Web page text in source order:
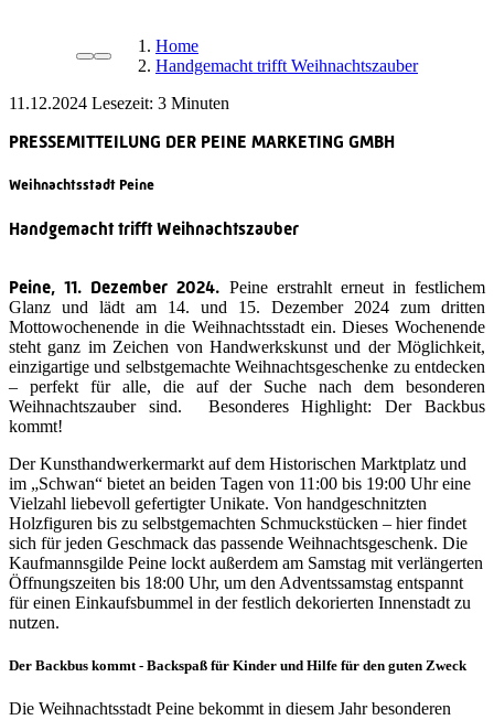
Home
Handgemacht trifft Weihnachtszauber
11.12.2024 Lesezeit:
PRESSEMITTEILUNG DER PEINE MARKETING GMBH
Weihnachtsstadt Peine
Handgemacht trifft Weihnachtszauber
Peine, 11. Dezember 2024. Peine erstrahlt erneut in festlichem
Glanz und lädt am 14. und 15. Dezember 2024 zum dritten
Mottowochenende in die Weihnachtsstadt ein. Dieses Wochenende
steht ganz im Zeichen von Handwerkskunst und der Möglichkeit,
einzigartige und selbstgemachte Weihnachtsgeschenke zu entdecken
– perfekt für alle, die auf der Suche nach dem besonderen
Weihnachtszauber sind. Besonderes Highlight: Der Backbus
kommt!
Der Kunsthandwerkermarkt auf dem Historischen Marktplatz und
im „Schwan“ bietet an beiden Tagen von 11:00 bis 19:00 Uhr eine
Vielzahl liebevoll gefertigter Unikate. Von handgeschnitzten
Holzfiguren bis zu selbstgemachten Schmuckstücken – hier findet
sich für jeden Geschmack das passende Weihnachtsgeschenk. Die
Kaufmannsgilde Peine lockt außerdem am Samstag mit verlängerten
Öffnungszeiten bis 18:00 Uhr, um den Adventssamstag entspannt
für einen Einkaufsbummel in der festlich dekorierten Innenstadt zu
nutzen.
Der Backbus kommt - Backspaß für Kinder und Hilfe für den guten Zweck
Die Weihnachtsstadt Peine bekommt in diesem Jahr besonderen